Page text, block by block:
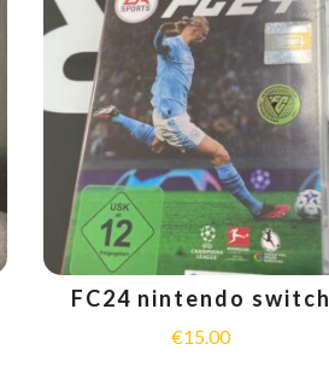
FC24 nintendo switch
€15.00